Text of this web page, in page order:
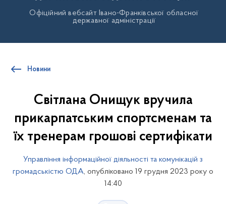
Офіційний вебсайт Івано-Франківської обласної
державної адміністрації
Новини
Світлана Онищук вручила
прикарпатським спортсменам та
їх тренерам грошові сертифікати
Управління інформаційної діяльності та комунікацій з
громадськістю ОДА, опубліковано 19 грудня 2023 року о
14:40